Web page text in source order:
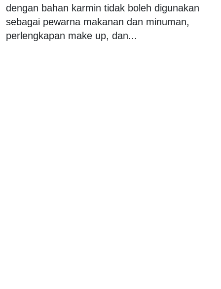
dengan bahan karmin tidak boleh digunakan
sebagai pewarna makanan dan minuman,
perlengkapan make up, dan...